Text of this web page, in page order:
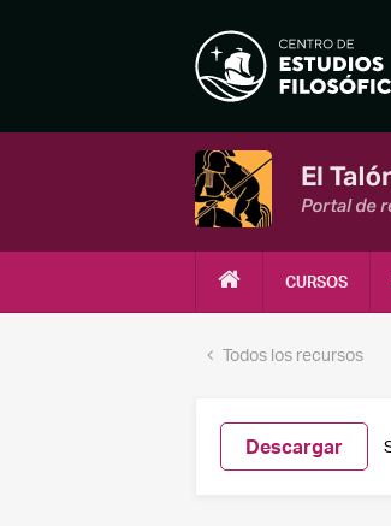
CURSOS
Todos los recursos
Descargar